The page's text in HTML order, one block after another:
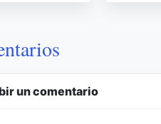
un comentario